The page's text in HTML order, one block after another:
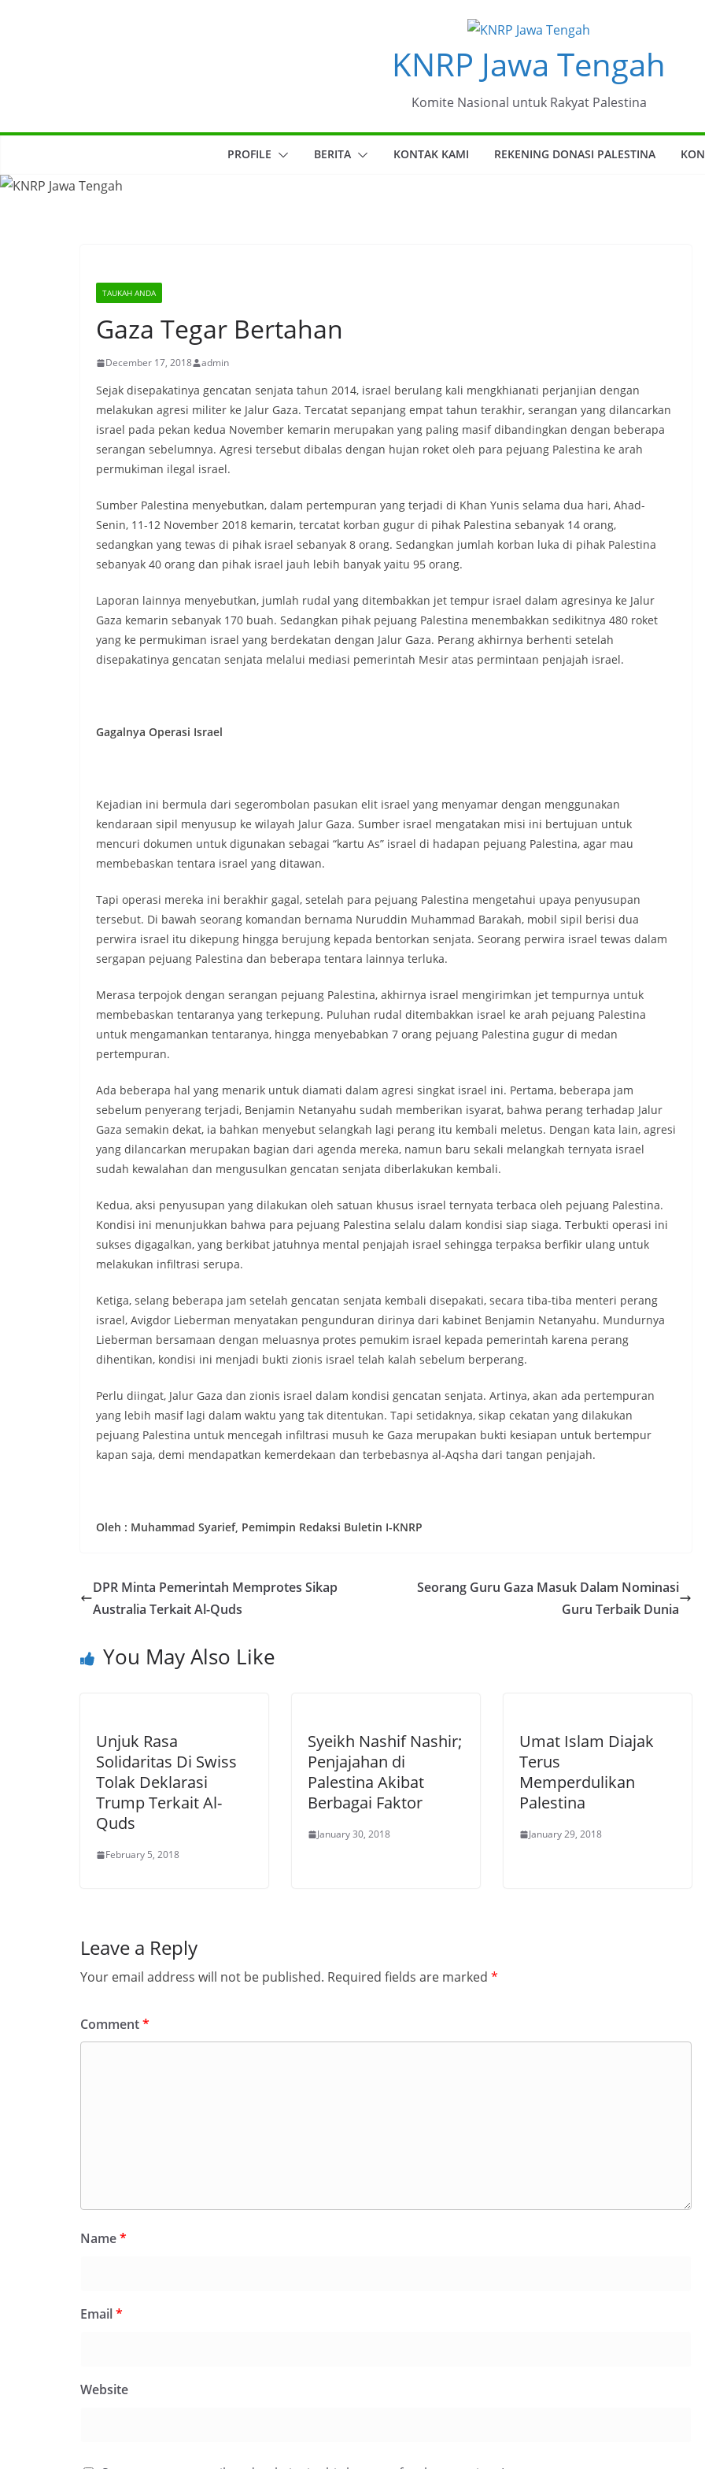
KNRP Jawa Tengah
Komite Nasional untuk Rakyat Palestina
PROFILE BERITA KONTAK KAMI REKENING DONASI PALESTINA
TAUKAH ANDA
Gaza Tegar Bertahan
December 17, 2018 admin
Sejak disepakatinya gencatan senjata tahun 2014, israel berulang kali mengkhianati perjanjian dengan
melakukan agresi militer ke Jalur Gaza. Tercatat sepanjang empat tahun terakhir, serangan yang dilancarkan
israel pada pekan kedua November kemarin merupakan yang paling masif dibandingkan dengan beberapa
serangan sebelumnya. Agresi tersebut dibalas dengan hujan roket oleh para pejuang Palestina ke arah
permukiman ilegal israel.
Sumber Palestina menyebutkan, dalam pertempuran yang terjadi di Khan Yunis selama dua hari, Ahad-
Senin, 11-12 November 2018 kemarin, tercatat korban gugur di pihak Palestina sebanyak 14 orang,
sedangkan yang tewas di pihak israel sebanyak 8 orang. Sedangkan jumlah korban luka di pihak Palestina
sebanyak 40 orang dan pihak israel jauh lebih banyak yaitu 95 orang.
Laporan lainnya menyebutkan, jumlah rudal yang ditembakkan jet tempur israel dalam agresinya ke Jalur
Gaza kemarin sebanyak 170 buah. Sedangkan pihak pejuang Palestina menembakkan sedikitnya 480 roket
yang ke permukiman israel yang berdekatan dengan Jalur Gaza. Perang akhirnya berhenti setelah
disepakatinya gencatan senjata melalui mediasi pemerintah Mesir atas permintaan penjajah israel.
Gagalnya Operasi Israel
Kejadian ini bermula dari segerombolan pasukan elit israel yang menyamar dengan menggunakan
kendaraan sipil menyusup ke wilayah Jalur Gaza. Sumber israel mengatakan misi ini bertujuan untuk
mencuri dokumen untuk digunakan sebagai “kartu As” israel di hadapan pejuang Palestina, agar mau
membebaskan tentara israel yang ditawan.
Tapi operasi mereka ini berakhir gagal, setelah para pejuang Palestina mengetahui upaya penyusupan
tersebut. Di bawah seorang komandan bernama Nuruddin Muhammad Barakah, mobil sipil berisi dua
perwira israel itu dikepung hingga berujung kepada bentorkan senjata. Seorang perwira israel tewas dalam
sergapan pejuang Palestina dan beberapa tentara lainnya terluka.
Merasa terpojok dengan serangan pejuang Palestina, akhirnya israel mengirimkan jet tempurnya untuk
membebaskan tentaranya yang terkepung. Puluhan rudal ditembakkan israel ke arah pejuang Palestina
untuk mengamankan tentaranya, hingga menyebabkan 7 orang pejuang Palestina gugur di medan
pertempuran.
Ada beberapa hal yang menarik untuk diamati dalam agresi singkat israel ini. Pertama, beberapa jam
sebelum penyerang terjadi, Benjamin Netanyahu sudah memberikan isyarat, bahwa perang terhadap Jalur
Gaza semakin dekat, ia bahkan menyebut selangkah lagi perang itu kembali meletus. Dengan kata lain, agresi
yang dilancarkan merupakan bagian dari agenda mereka, namun baru sekali melangkah ternyata israel
sudah kewalahan dan mengusulkan gencatan senjata diberlakukan kembali.
Kedua, aksi penyusupan yang dilakukan oleh satuan khusus israel ternyata terbaca oleh pejuang Palestina.
Kondisi ini menunjukkan bahwa para pejuang Palestina selalu dalam kondisi siap siaga. Terbukti operasi ini
sukses digagalkan, yang berkibat jatuhnya mental penjajah israel sehingga terpaksa berfikir ulang untuk
melakukan infiltrasi serupa.
Ketiga, selang beberapa jam setelah gencatan senjata kembali disepakati, secara tiba-tiba menteri perang
israel, Avigdor Lieberman menyatakan pengunduran dirinya dari kabinet Benjamin Netanyahu. Mundurnya
Lieberman bersamaan dengan meluasnya protes pemukim israel kepada pemerintah karena perang
dihentikan, kondisi ini menjadi bukti zionis israel telah kalah sebelum berperang.
Perlu diingat, Jalur Gaza dan zionis israel dalam kondisi gencatan senjata. Artinya, akan ada pertempuran
yang lebih masif lagi dalam waktu yang tak ditentukan. Tapi setidaknya, sikap cekatan yang dilakukan
pejuang Palestina untuk mencegah infiltrasi musuh ke Gaza merupakan bukti kesiapan untuk bertempur
kapan saja, demi mendapatkan kemerdekaan dan terbebasnya al-Aqsha dari tangan penjajah.
Oleh : Muhammad Syarief, Pemimpin Redaksi Buletin I-KNRP
DPR Minta Pemerintah Memprotes Sikap
Australia Terkait Al-Quds
Seorang Guru Gaza Masuk Dalam Nominasi
Guru Terbaik Dunia
You May Also Like
Unjuk Rasa
Solidaritas Di Swiss
Tolak Deklarasi
Trump Terkait Al-
Quds
February 5, 2018
Syeikh Nashif Nashir;
Penjajahan di
Palestina Akibat
Berbagai Faktor
January 30, 2018
Umat Islam Diajak
Terus
Memperdulikan
Palestina
January 29, 2018
Leave a Reply
Your email address will not be published. Required fields are marked *
Comment*
Name*
Email*
Website